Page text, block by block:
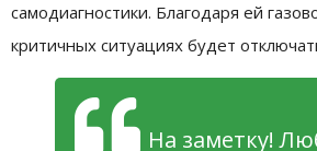
самодиагностики. Благодаря ей
критичных ситуациях будет
На заметку!